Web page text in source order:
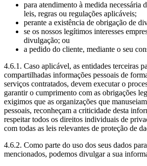
para atendimento à medida necessária
leis, regras ou regulações aplicáveis;
perante a existência de obrigação de
se os nossos legítimos interesses
divulgação; ou
a pedido do cliente, mediante o seu
4.6.1. Caso aplicável, as entidades terceiras
compartilhadas informações pessoais de
serviços contratados, devem executar o
garantir o cumprimento com as obrigações
exigimos que as organizações que
pessoais, reconheçam a criticidade desta
respeitar todos os direitos individuais de
com todas as leis relevantes de proteção de
4.6.2. Como parte do uso dos seus dados
mencionados, podemos divulgar a sua